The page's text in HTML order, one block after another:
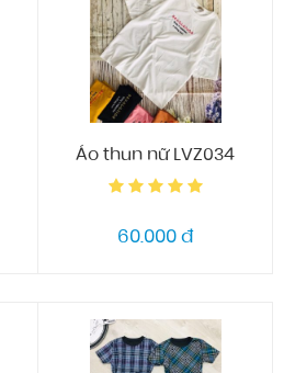
Áo thun nữ LVZ034
60.000 đ